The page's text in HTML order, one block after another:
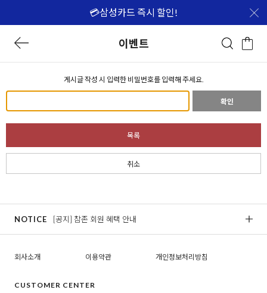
💳삼성카드 즉시 할인!
이벤트
게시글 작성 시 입력한 비밀번호를 입력해 주세요.
확인
목록
취소
NOTICE [공지] 참존 회원 혜택 안내
회사소개 이용약관 개인정보처리방침
CUSTOMER CENTER